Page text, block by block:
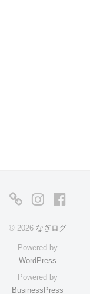
ッ
プ
Instagram
© 2026 なぎログ
Powered by
WordPress
Powered by
BusinessPress